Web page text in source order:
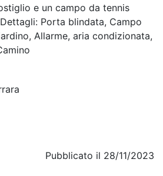
e un campo da tennis
Porta blindata, Campo
Allarme, aria condizionata,
Pubblicato il 28/11/2023